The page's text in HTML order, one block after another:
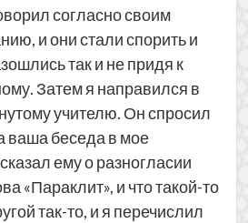
согласно своим
и они стали спорить и
так и не придя к
Затем я направился в
учителю. Он спросил
ваша беседа в мое
ему о разногласии
«Параклит», и что такой-то
так-то, и я перечислил